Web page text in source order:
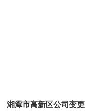
湘潭市高新区公司变